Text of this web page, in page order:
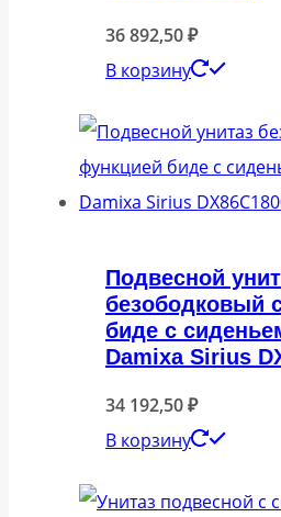
36 892,50₽
В корзину
Подвесной
безободковый
биде с
Damixa Sirius
34 192,50₽
В корзину